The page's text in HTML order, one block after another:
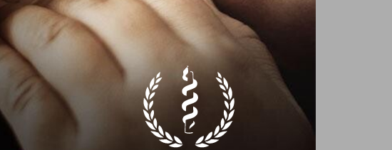
Texter av Annika Creutzer,
NU SÖKES 32NYA VÄNNER
PÅ SENIOREN
SENAST INLAGDA